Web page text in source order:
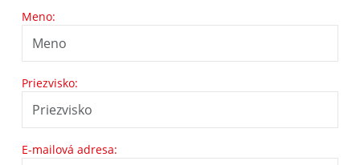
Meno:
Priezvisko:
E-mailová adresa: